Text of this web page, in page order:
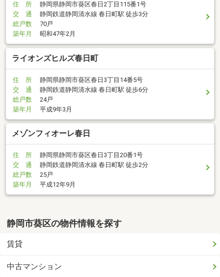
住 所
静岡県静岡市葵区春日2丁目115番1号
交 通
静岡鉄道静岡清水線 春日町駅 徒歩3分
総戸数
70戸
築年月
昭和47年2月
ライオンズヒルズ春日町
住 所
静岡県静岡市葵区春日3丁目14番5号
交 通
静岡鉄道静岡清水線 春日町駅 徒歩6分
総戸数
24戸
築年月
平成9年3月
メゾンフィオーレ春日
住 所
静岡県静岡市葵区春日3丁目20番1号
交 通
静岡鉄道静岡清水線 春日町駅 徒歩2分
総戸数
25戸
築年月
平成12年9月
静岡市葵区の物件情報を探す
賃貸
中古マンション